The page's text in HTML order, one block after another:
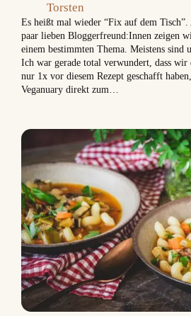
Torsten
Es heißt mal wieder “Fix auf dem
paar lieben Bloggerfreund:Innen zeigen
einem bestimmten Thema. Meistens sind
Ich war gerade total verwundert, dass wir
nur 1x vor diesem Rezept geschafft
Veganuary direkt zum…